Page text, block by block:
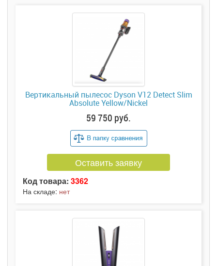
Вертикальный пылесос Dyson V12 Detect Slim
Absolute Yellow/Nickel
59 750 руб.
Оставить заявку
Код товара: 3362
На складе: нет